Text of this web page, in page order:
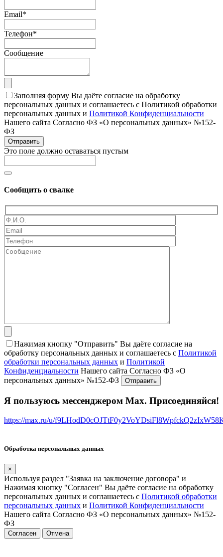
Email*
Телефон*
Сообщение
Заполняя форму Вы даёте согласие на обработку
персональных данных и соглашаетесь с Политикой обработки
персональных данных и Политикой Конфиденциальности
Нашего сайта Согласно ФЗ «О персональных данных» №152-
ФЗ
Отправить
Это поле должно оставаться пустым
Сообщить о свалке
Нажимая кнопку "Отправить" Вы даёте согласие на
обработку персональных данных и соглашаетесь с Политикой
обработки персональных данных и Политикой
Конфиденциальности Нашего сайта Согласно ФЗ «О
персональных данных» №152-ФЗ
Я пользуюсь мессенджером Max. Присоединяйся!
https://max.ru/u/
Обработка персональных данных
×
Используя раздел "Заявка на заключение договора" и
Нажимая кнопку "Согласен" Вы даёте согласие на обработку
персональных данных и соглашаетесь с Политикой обработки
персональных данных и Политикой Конфиденциальности
Нашего сайта Согласно ФЗ «О персональных данных» №152-
ФЗ
Согласен Отмена